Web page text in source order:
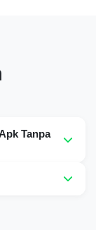
Tanpa